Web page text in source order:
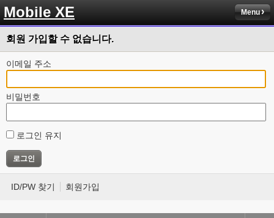
Mobile XE Menu
회원 가입할 수 없습니다.
이메일 주소
비밀번호
로그인 유지
ID/PW 찾기 회원가입